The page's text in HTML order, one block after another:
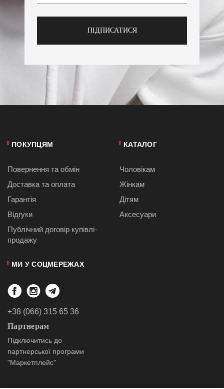
ПІДПИСАТИСЯ
ПОКУПЦЯМ
Повернення та обмін
Доставка та оплата
Гарантія
Відгуки
Публiчний договiр купівлі-
продажу
КАТАЛОГ
Чоловікам
Жінкам
Дітям
Аксесуари
МИ У СОЦМЕРЕЖАХ
+38 (066) 315 65 36
Партнерам
Підключитись до
партнерської програми
"Маркетплейс"